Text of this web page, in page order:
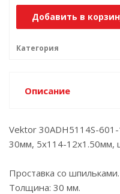
Добавить в
Категория
Описание
Vektor 30ADH5114S-
30мм, 5x114-12x1.50мм,
Проставка со шпильками.
Толщина: 30 мм.